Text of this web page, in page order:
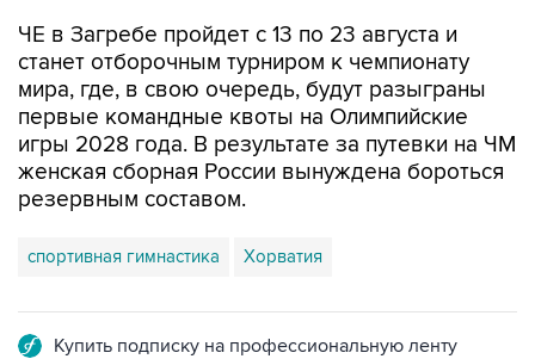
ЧЕ в Загребе пройдет с 13 по 23 августа и
станет отборочным турниром к чемпионату
мира, где, в свою очередь, будут разыграны
первые командные квоты на Олимпийские
игры 2028 года. В результате за путевки на ЧМ
женская сборная России вынуждена бороться
резервным составом.
спортивная гимнастика Хорватия
Купить подписку на профессиональную ленту